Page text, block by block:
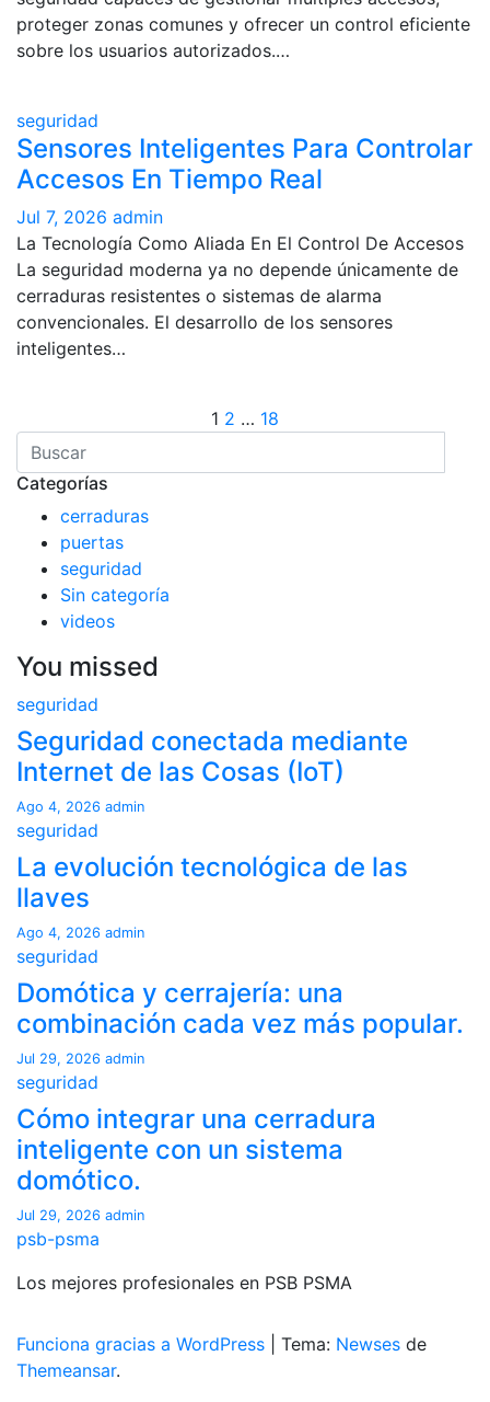
proteger zonas comunes y ofrecer un control eficiente
sobre los usuarios autorizados.…
seguridad
Sensores Inteligentes Para Controlar
Accesos En Tiempo Real
Jul 7, 2026 admin
La Tecnología Como Aliada En El Control De Accesos
La seguridad moderna ya no depende únicamente de
cerraduras resistentes o sistemas de alarma
convencionales. El desarrollo de los sensores
inteligentes…
Paginación
de
1 2 … 18
Categorías
cerraduras
puertas
seguridad
Sin categoría
videos
You missed
seguridad
Seguridad conectada mediante
Internet de las Cosas (IoT)
Ago 4, 2026 admin
seguridad
La evolución tecnológica de las
llaves
Ago 4, 2026 admin
seguridad
Domótica y cerrajería: una
combinación cada vez más popular.
Jul 29, 2026 admin
seguridad
Cómo integrar una cerradura
inteligente con un sistema
domótico.
Jul 29, 2026 admin
psb-psma
Los mejores profesionales en PSB PSMA
Funciona gracias a WordPress Tema: Newses de
Themeansar.